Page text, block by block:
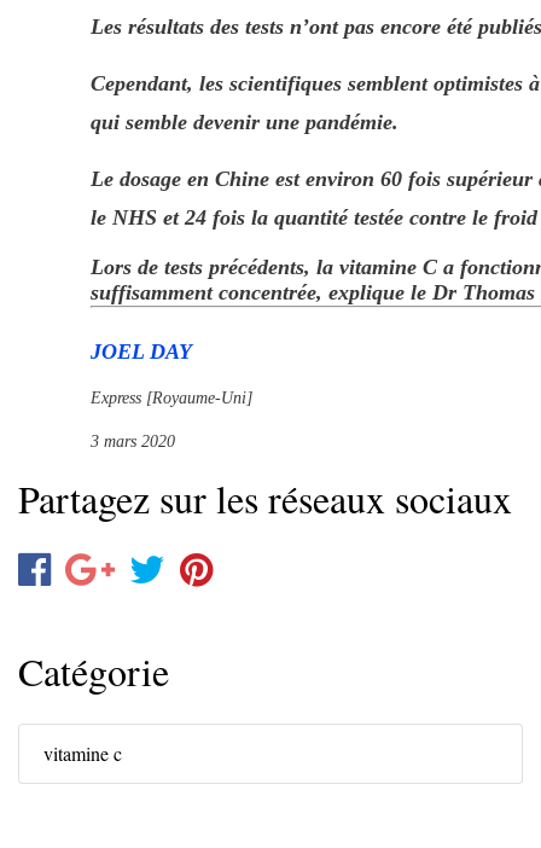
Les résultats des tests n’ont pas encore été
Cependant, les scientifiques semblent optimistes
qui semble devenir une pandémie.
Le dosage en Chine est environ 60 fois
le NHS et 24 fois la quantité testée contre le
Lors de tests précédents, la vitamine C a
suffisamment concentrée, explique le Dr
JOEL DAY
Express [Royaume-Uni]
3 mars 2020
Partagez sur les réseaux sociaux
Catégorie
vitamine c